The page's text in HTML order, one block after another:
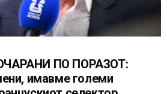
ПО ПОРАЗОТ:
имавме големи